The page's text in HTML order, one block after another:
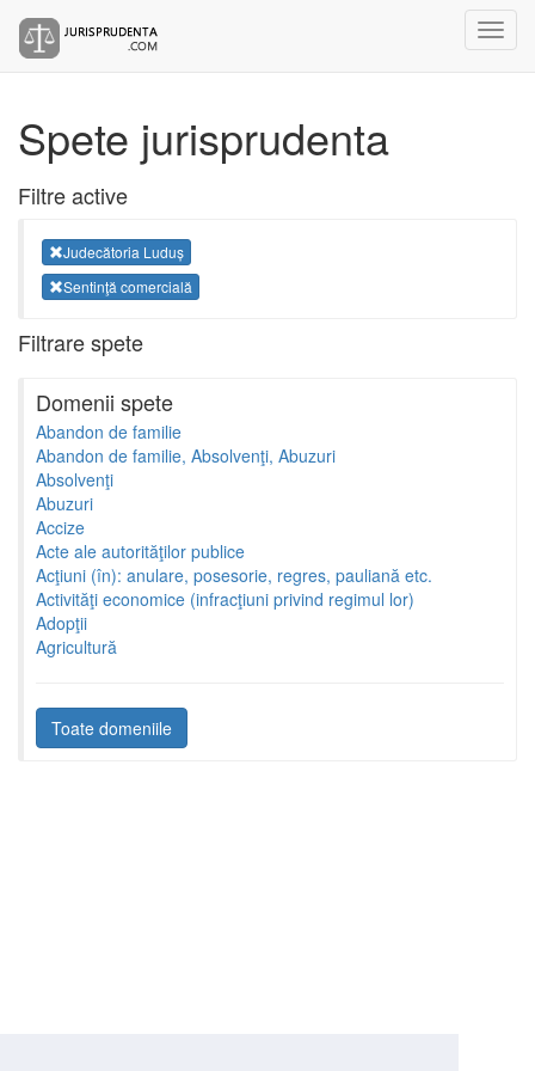
Spete jurisprudenta
Filtre active
Judecătoria Luduș
Sentinţă comercială
Filtrare spete
Domenii spete
Abandon de familie
Abandon de familie, Absolvenţi, Abuzuri
Absolvenţi
Abuzuri
Accize
Acte ale autorităţilor publice
Acţiuni (în): anulare, posesorie, regres, pauliană etc.
Activităţi economice (infracţiuni privind regimul lor)
Adopţii
Agricultură
Toate domeniile